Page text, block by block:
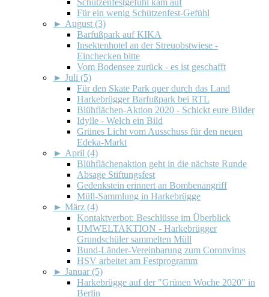
Schützenfestgefühl kam auf
Für ein wenig Schützenfest-Gefühl
► August (3)
Barfußpark auf KIKA
Insektenhotel an der Streuobstwiese -
Einchecken bitte
Vom Bodensee zurück - es ist geschafft
► Juli (5)
Für den Skate Park quer durch das Land
Harkebrügger Barfußpark bei RTL
Blühflächen-Aktion 2020 - Schickt eure Bilder
Idylle - Welch ein Bild
Grünes Licht vom Ausschuss für den neuen
Edeka-Markt
► April (4)
Blühflächenaktion geht in die nächste Runde
Absage Stiftungsfest
Gedenkstein erinnert an Bombenangriff
Müll-Sammlung in Harkebrügge
► März (4)
Kontaktverbot: Beschlüsse im Überblick
UMWELTAKTION - Harkebrügger
Grundschüler sammelten Müll
Bund-Länder-Vereinbarung zum Coronvirus
HSV arbeitet am Festprogramm
► Januar (5)
Harkebrügge auf der "Grünen Woche 2020" in
Berlin